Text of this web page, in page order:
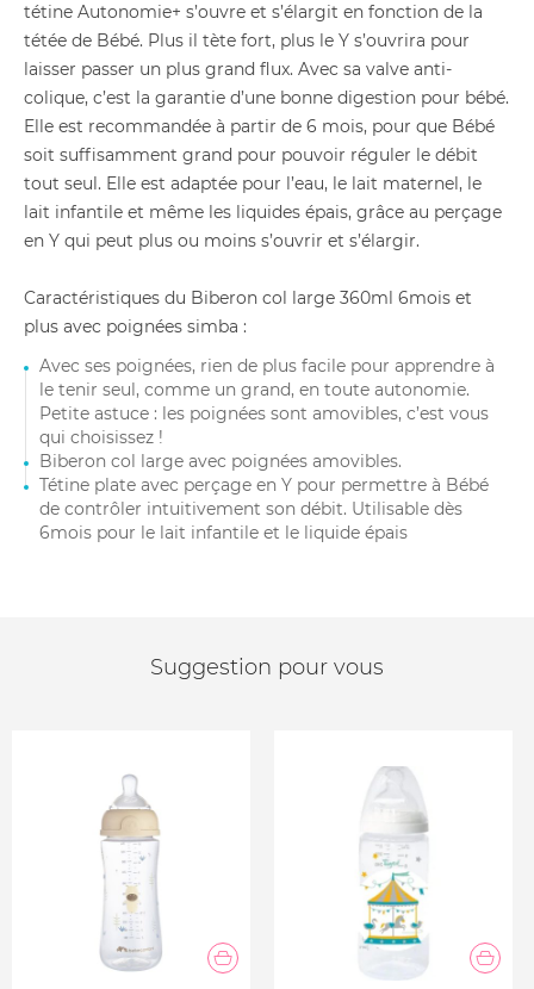
tétine Autonomie+ s’ouvre et s’élargit en fonction de la
tétée de Bébé. Plus il tète fort, plus le Y s’ouvrira pour
laisser passer un plus grand flux. Avec sa valve anti-
colique, c’est la garantie d’une bonne digestion pour bébé.
Elle est recommandée à partir de 6 mois, pour que Bébé
soit suffisamment grand pour pouvoir réguler le débit
tout seul. Elle est adaptée pour l’eau, le lait maternel, le
lait infantile et même les liquides épais, grâce au perçage
en Y qui peut plus ou moins s’ouvrir et s’élargir.
Caractéristiques du Biberon col large 360ml 6mois et
plus avec poignées simba :
Avec ses poignées, rien de plus facile pour apprendre à
le tenir seul, comme un grand, en toute autonomie.
Petite astuce : les poignées sont amovibles, c’est vous
qui choisissez !
Biberon col large avec poignées amovibles.
Tétine plate avec perçage en Y pour permettre à Bébé
de contrôler intuitivement son débit. Utilisable dès
6mois pour le lait infantile et le liquide épais
Suggestion pour vous